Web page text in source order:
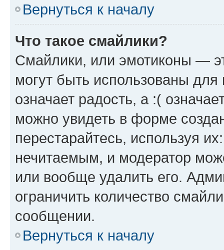
Вернуться к началу
Что такое смайлики?
Смайлики, или эмотиконы —
могут быть использованы
означает радость, а :(
можно увидеть в форме
перестарайтесь, используя
нечитаемым, и модератор
или вообще удалить его.
ограничить количество
сообщении.
Вернуться к началу